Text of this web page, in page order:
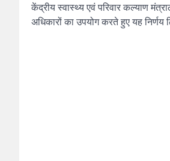
केंद्रीय स्वास्थ्य एवं परिवार कल्याण
अधिकारों का उपयोग करते हुए यह निर्णय